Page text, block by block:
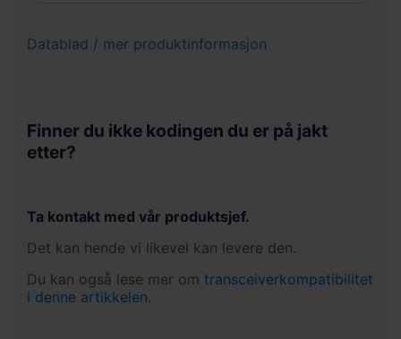
Datablad / mer produktinformasjon
Finner du ikke kodingen du er på jakt
etter?
Ta kontakt med vår produktsjef.
Det kan hende vi likevel kan levere den.
Du kan også lese mer om transceiverkompatibilitet
i denne artikkelen.